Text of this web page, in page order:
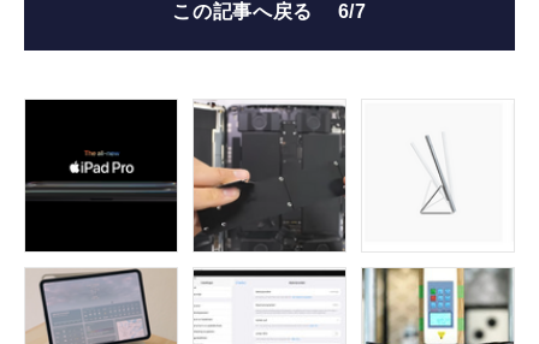
この記事へ戻る 6/7